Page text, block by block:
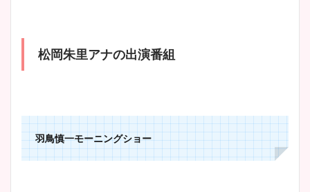
松岡朱里アナの出演番組
羽鳥慎一モーニングショー